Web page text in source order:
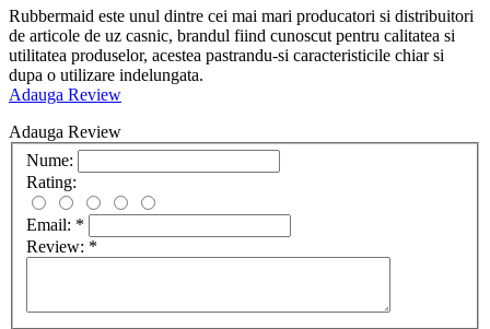
Rubbermaid este unul dintre cei mai mari producatori si distribuitori
de articole de uz casnic, brandul fiind cunoscut pentru calitatea si
utilitatea produselor, acestea pastrandu-si caracteristicile chiar si
dupa o utilizare indelungata.
Adauga Review
Adauga Review
Nume:
Rating:
Email: *
Review: *